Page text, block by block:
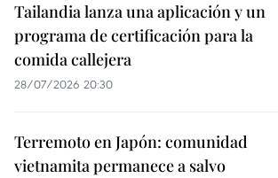
Tailandia lanza una aplicación y un
programa de certificación para la
comida callejera
28/07/2026 20:30
Terremoto en Japón: comunidad
vietnamita permanece a salvo